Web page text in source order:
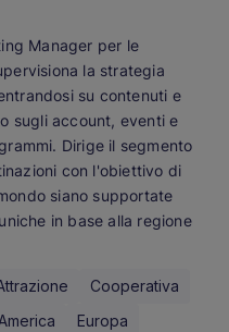
Manager per le
la strategia
su contenuti e
sugli account, eventi e
Dirige il segmento
con l'obiettivo di
siano supportate
in base alla regione
Cooperativa
Europa